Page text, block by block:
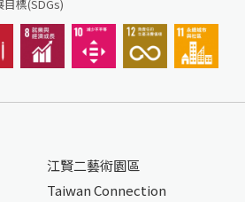
標(SDGs)
江賢二藝術園區
Taiwan Connection